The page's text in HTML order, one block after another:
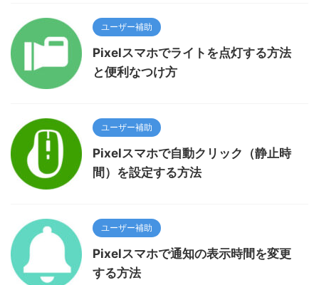
ユーザー補助
Pixelスマホでライトを点灯する方法
と便利なつけ方
ユーザー補助
Pixelスマホで自動クリック（静止時
間）を設定する方法
ユーザー補助
Pixelスマホで通知の表示時間を変更
する方法